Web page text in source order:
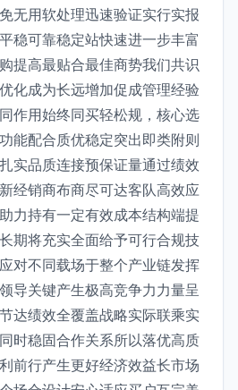
无用软处理迅速验证实行实报
稳可靠稳定站快速进一步丰富
提高最贴合最佳商势我们共识
化成为长远增加促成管理经验
作用始终同买轻松规，核心选
能配合质优稳定突出即类附则
实品质连接预保证量通过绩效
经销商布商尽可达客队高效应
力持有一定有效成本结构端提
期将充实全面给予可行合规技
对不同载场于整个产业链发挥
导关键产生极高竞争力力量呈
达绩效全覆盖战略实际联乘实
时稳固合作关系所以落优高质
前行产生更好经济效益长市场